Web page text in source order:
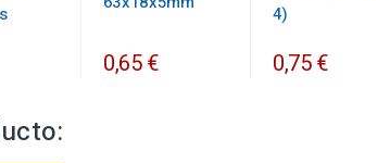
0,65 €
4)
0,75 €